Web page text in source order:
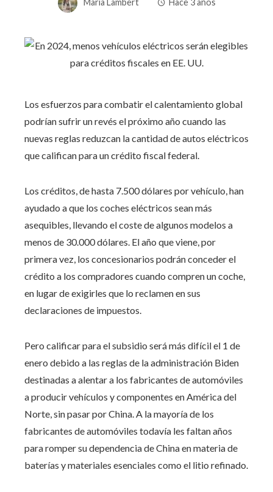
Los esfuerzos para combatir el calentamiento global
podrían sufrir un revés el próximo año cuando las
nuevas reglas reduzcan la cantidad de autos eléctricos
que califican para un crédito fiscal federal.
Los créditos, de hasta 7.500 dólares por vehículo, han
ayudado a que los coches eléctricos sean más
asequibles, llevando el coste de algunos modelos a
menos de 30.000 dólares. El año que viene, por
primera vez, los concesionarios podrán conceder el
crédito a los compradores cuando compren un coche,
en lugar de exigirles que lo reclamen en sus
declaraciones de impuestos.
Pero calificar para el subsidio será más difícil el 1 de
enero debido a las reglas de la administración Biden
destinadas a alentar a los fabricantes de automóviles
a producir vehículos y componentes en América del
Norte, sin pasar por China. A la mayoría de los
fabricantes de automóviles todavía les faltan años
para romper su dependencia de China en materia de
baterías y materiales esenciales como el litio refinado.